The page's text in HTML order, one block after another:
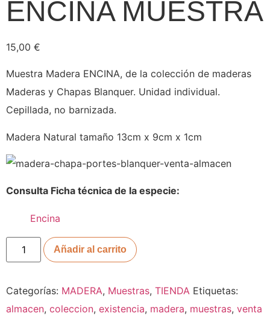
ENCINA MUESTRA
15,00 €
Muestra Madera ENCINA, de la colección de maderas
Maderas y Chapas Blanquer. Unidad individual.
Cepillada, no barnizada.
Madera Natural tamaño 13cm x 9cm x 1cm
Consulta Ficha técnica de la especie:
Encina
Añadir al carrito
Categorías: MADERA, Muestras, TIENDA Etiquetas:
almacen, coleccion, existencia, madera, muestras, venta